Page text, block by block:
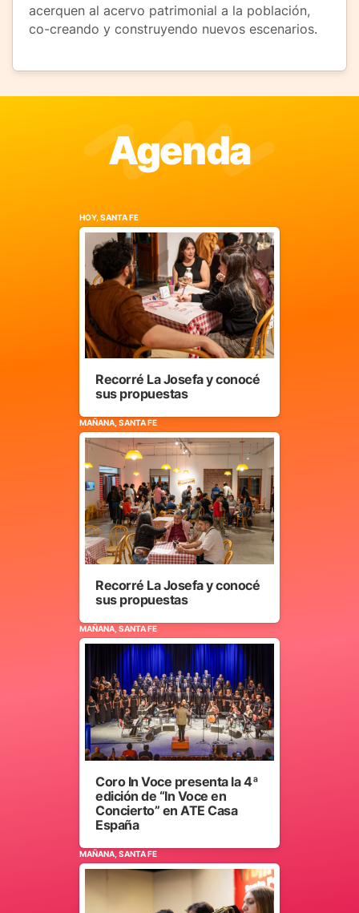
acerquen al acervo patrimonial a la población,
co-creando y construyendo nuevos escenarios.
Agenda
HOY, SANTA FE
Recorré La Josefa y conocé
sus propuestas
MAÑANA, SANTA FE
Recorré La Josefa y conocé
sus propuestas
MAÑANA, SANTA FE
Coro In Voce presenta la 4ª
edición de “In Voce en
Concierto” en ATE Casa
España
MAÑANA, SANTA FE